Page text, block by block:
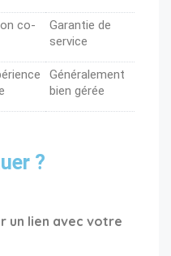
co-
Garantie de
service
Généralement
bien gérée
?
un lien avec votre